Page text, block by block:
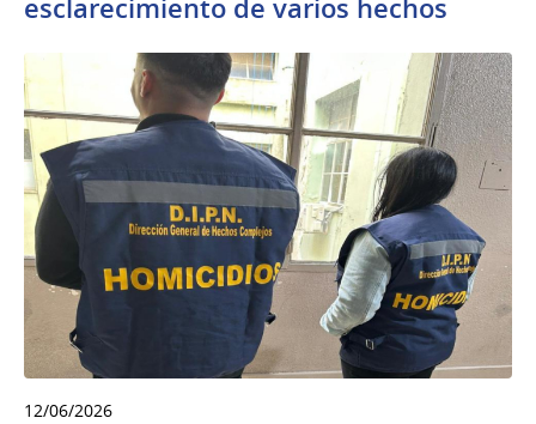
esclarecimiento de varios hechos
12/06/2026